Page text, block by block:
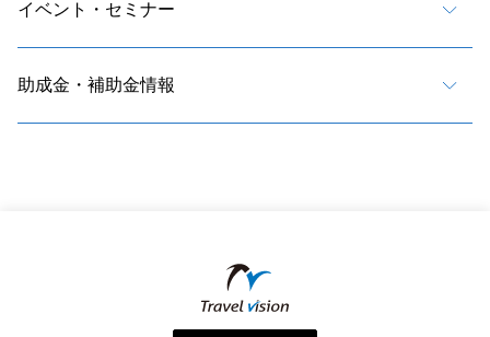
イベント・セミナー
助成金・補助金情報